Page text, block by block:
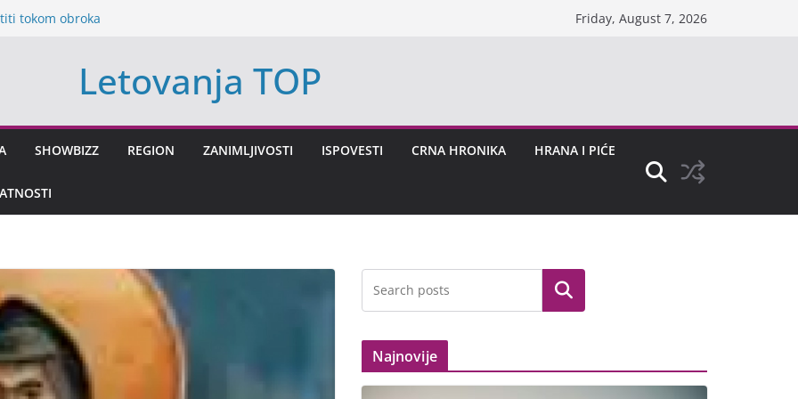
tokom obroka
mogao da
stiže za ova
Friday, August 7, 2026
Letovanja TOP
SHOWBIZZ REGION ZANIMLJIVOSTI ISPOVESTI CRNA HRONIKA HRANA I PIĆE
Search
Najnovije